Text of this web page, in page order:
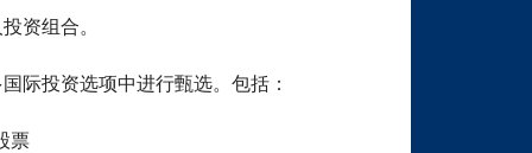
资组合。
际投资选项中进行甄选。包括：
票